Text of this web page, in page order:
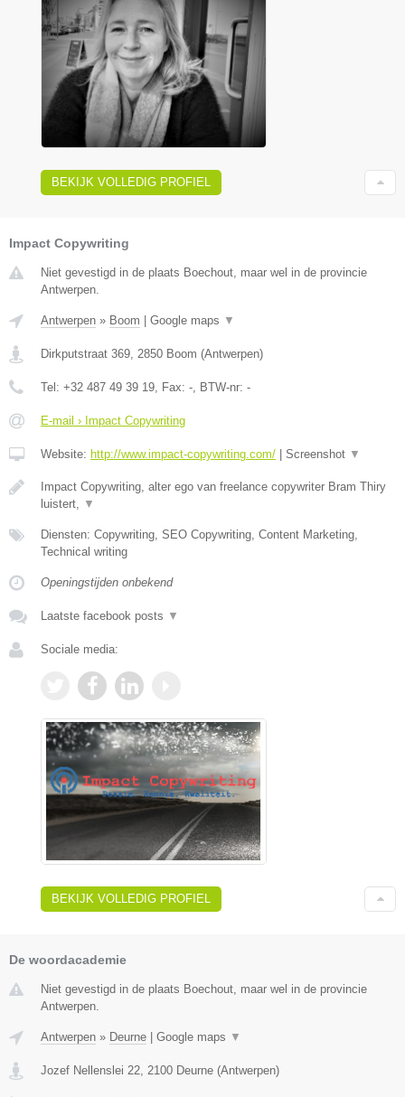
BEKIJK VOLLEDIG PROFIEL
Impact Copywriting
Niet gevestigd in de plaats Boechout, maar wel in de provincie
Antwerpen.
Antwerpen » Boom Google maps ▼
Dirkputstraat 369 2850 Boom (Antwerpen)
Tel: +32 487 49 39 19 , Fax: - , BTW-nr: -
E-mail › Impact Copywriting
Website: http://www.impact-copywriting.com/ Screenshot ▼
Impact Copywriting, alter ego van freelance copywriter Bram Thiry
luistert,
▼
Diensten: Copywriting, SEO Copywriting, Content Marketing,
Technical writing
Openingstijden onbekend
Laatste facebook posts ▼
Sociale media:
BEKIJK VOLLEDIG PROFIEL
De woordacademie
Niet gevestigd in de plaats Boechout, maar wel in de provincie
Antwerpen.
Antwerpen » Deurne | Google maps ▼
Jozef Nellenslei 22 2100 Deurne (Antwerpen)